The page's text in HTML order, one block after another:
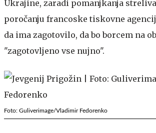
Ukrajine, zaradi pomanjkanja
poročanju francoske tiskovne
da ima zagotovilo, da bo borcem na
"zagotovljeno vse nujno".
Foto: Guliverimage/Vladimir Fedorenko